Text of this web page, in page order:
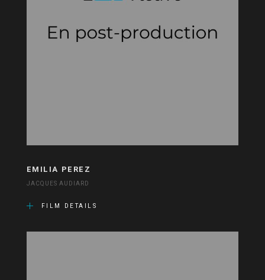
EMILIA PEREZ
JACQUES AUDIARD
FILM DETAILS